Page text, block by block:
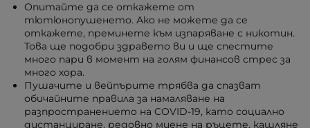
Опитайте да се откажете от
тютюнопушенето. Ако не можете да се
откажете, преминете към изпаряване с никотин.
Това ще подобри здравето ви и ще спестите
много пари в момент на голям финансов стрес за
много хора.
Пушачите и вейпърите трябва да спазват
обичайните правила за намаляване на
разпространението на COVID-19, като социално
дистанциране, редовно миене на ръцете, кашляне